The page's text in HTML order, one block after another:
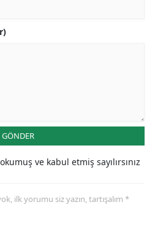
GÖNDER
okumuş ve kabul etmiş sayılırsınız
ilk yorumu siz yazın, tartışalım *